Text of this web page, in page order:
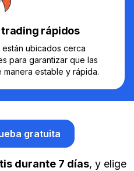
rápidos
ubicados cerca
para garantizar que las
estable y rápida.
gratuita
durante 7 días, y elige